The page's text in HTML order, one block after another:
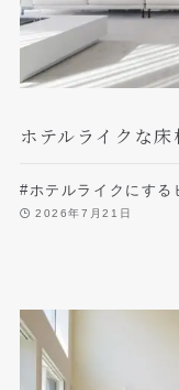
ホテルライクな
#ホテルライクにする
2026年7月21日